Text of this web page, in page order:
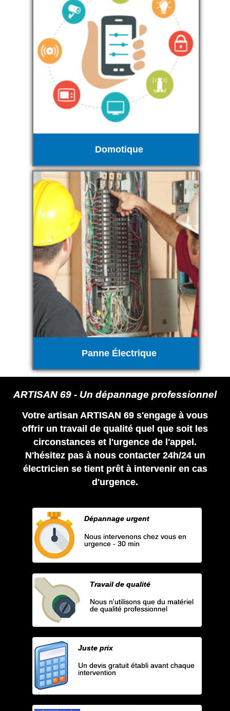
Domotique
Panne Électrique
ARTISAN 69 - Un dépannage professionnel
Votre artisan ARTISAN 69 s'engage à vous
offrir un travail de qualité quel que soit les
circonstances et l'urgence de l'appel.
N'hésitez pas à nous contacter 24h/24 un
électricien se tient prêt à intervenir en cas
d'urgence.
Dépannage urgent
Nous intervenons chez vous en
urgence - 30 min
Travail de qualité
Nous n'utilisons que du matériel
de qualité professionnel
Juste prix
Un devis gratuit établi avant chaque
intervention